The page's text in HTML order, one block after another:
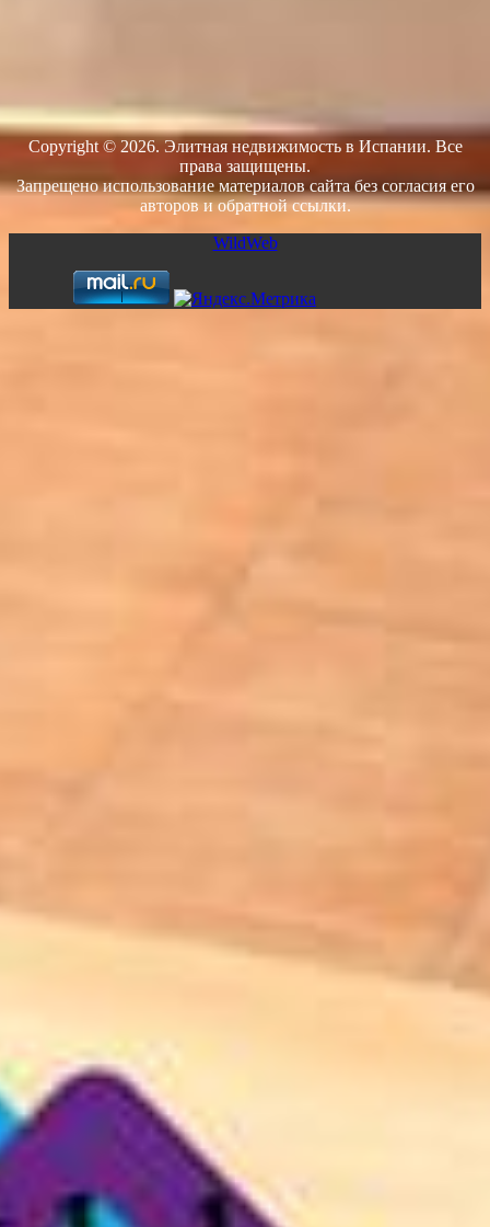
Copyright © 2026. Элитная недвижимость в Испании. Все
права защищены.
Запрещено использование материалов сайта без согласия его
авторов и обратной ссылки.
WildWeb